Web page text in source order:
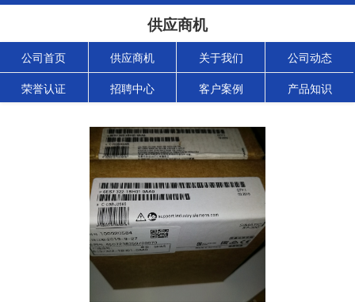
供应商机
公司首页 供应商机 关于我们 公司动态
荣誉认证 招聘中心 客户案例 产品知识